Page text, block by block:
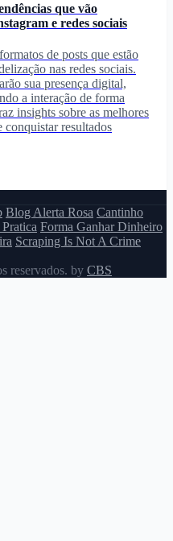
que vão
e redes sociais
de posts que estão
nas redes sociais.
sua presença digital,
a interação de forma
insights sobre as melhores
conquistar resultados
Blog Alerta Rosa Cantinho
Forma Ganhar Dinheiro
Scraping Is Not A Crime
reservados. by CBS